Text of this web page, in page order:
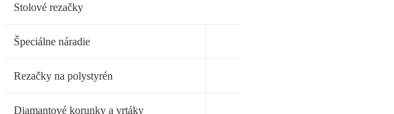
Stolové rezačky
Špeciálne náradie
Rezačky na polystyrén
Diamantové korunky a vrtáky